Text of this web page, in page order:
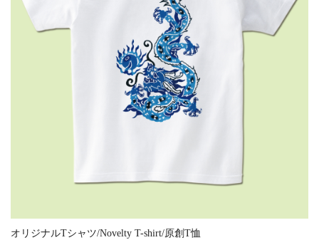
オリジナルTシャツ/Novelty T-shirt/原創T恤